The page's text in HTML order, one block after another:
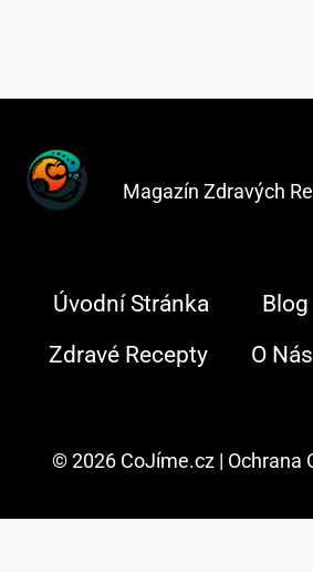
Magazín Zdravých
Úvodní Stránka Blog
Zdravé Recepty
O Nás
© 2026 CoJíme.cz | Ochrana